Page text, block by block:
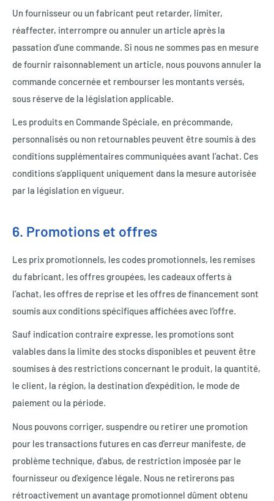
Un fournisseur ou un fabricant peut retarder, limiter,
réaffecter, interrompre ou annuler un article après la
passation d’une commande. Si nous ne sommes pas en mesure
de fournir raisonnablement un article, nous pouvons annuler la
commande concernée et rembourser les montants versés,
sous réserve de la législation applicable.
Les produits en Commande Spéciale, en précommande,
personnalisés ou non retournables peuvent être soumis à des
conditions supplémentaires communiquées avant l’achat. Ces
conditions s’appliquent uniquement dans la mesure autorisée
par la législation en vigueur.
6. Promotions et offres
Les prix promotionnels, les codes promotionnels, les remises
du fabricant, les offres groupées, les cadeaux offerts à
l’achat, les offres de reprise et les offres de financement sont
soumis aux conditions spécifiques affichées avec l’offre.
Sauf indication contraire expresse, les promotions sont
valables dans la limite des stocks disponibles et peuvent être
soumises à des restrictions concernant le produit, la quantité,
le client, la région, la destination d’expédition, le mode de
paiement ou la période.
Nous pouvons corriger, suspendre ou retirer une promotion
pour les transactions futures en cas d’erreur manifeste, de
problème technique, d’abus, de restriction imposée par le
fournisseur ou d’exigence légale. Nous ne retirerons pas
rétroactivement un avantage promotionnel dûment obtenu